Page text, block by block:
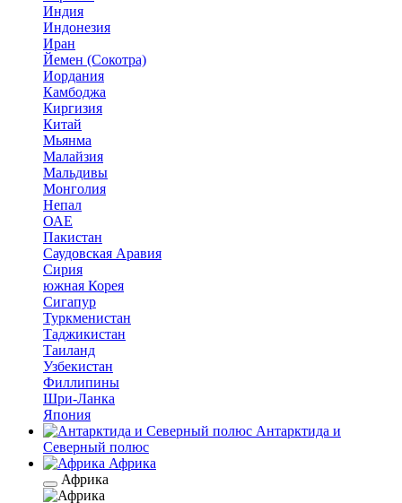
Индия
Индонезия
Иран
Йемен (Сокотра)
Иордания
Камбоджа
Киргизия
Китай
Мьянма
Малайзия
Мальдивы
Монголия
Непал
ОАЕ
Пакистан
Саудовская Аравия
Сирия
южная Корея
Сигапур
Туркменистан
Таджикистан
Таиланд
Узбекистан
Филлипины
Шри-Ланка
Япония
Антарктида и
Северный полюс
Африка
Африка